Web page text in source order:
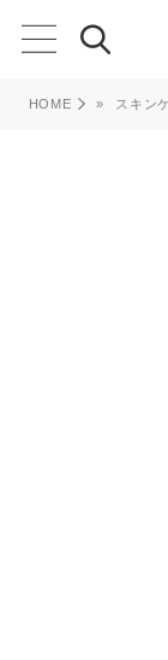
HOME » スキン